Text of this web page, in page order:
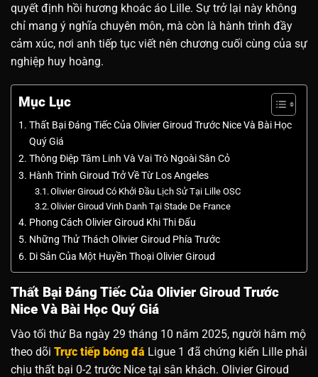
quyết định hồi hương khoác áo Lille. Sự trở lại này không
chỉ mang ý nghĩa chuyên môn, mà còn là hành trình đầy
cảm xúc, nơi anh tiếp tục viết nên chương cuối cùng của sự
nghiệp huy hoàng.
Mục Lục
Thất Bại Đáng Tiếc Của Olivier Giroud Trước Nice Và Bài Học
Quý Giá
Thông Điệp Tâm Linh Và Vai Trò Ngoài Sân Cỏ
Hành Trình Giroud Trở Về Từ Los Angeles
Olivier Giroud Có Khởi Đầu Lịch Sử Tại Lille OSC
Olivier Giroud Vinh Danh Tại Stade De France
Phong Cách Olivier Giroud Khi Thi Đấu
Những Thử Thách Olivier Giroud Phía Trước
Di Sản Của Một Huyền Thoại Olivier Giroud
Thất Bại Đáng Tiếc Của Olivier Giroud Trước
Nice Và Bài Học Quý Giá
Vào tối thứ Ba ngày 29 tháng 10 năm 2025, người hâm mộ
theo dõi Trực tiếp bóng đá Ligue 1 đã chứng kiến Lille phải
chịu thất bại 0-2 trước Nice tại sân khách. Olivier Giroud